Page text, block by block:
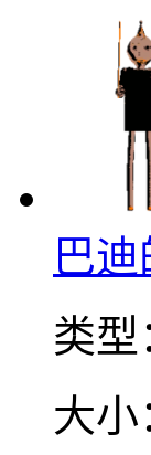
巴
类型
大小